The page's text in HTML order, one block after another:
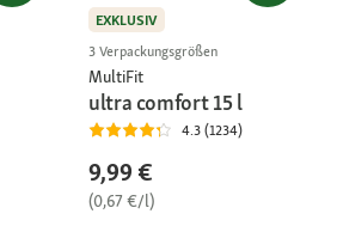
EXKLUSIV
3 Verpackungsgrößen
MultiFit
ultra comfort 15 l
4.3 (1234)
9,99 €
(0,67 €/l)